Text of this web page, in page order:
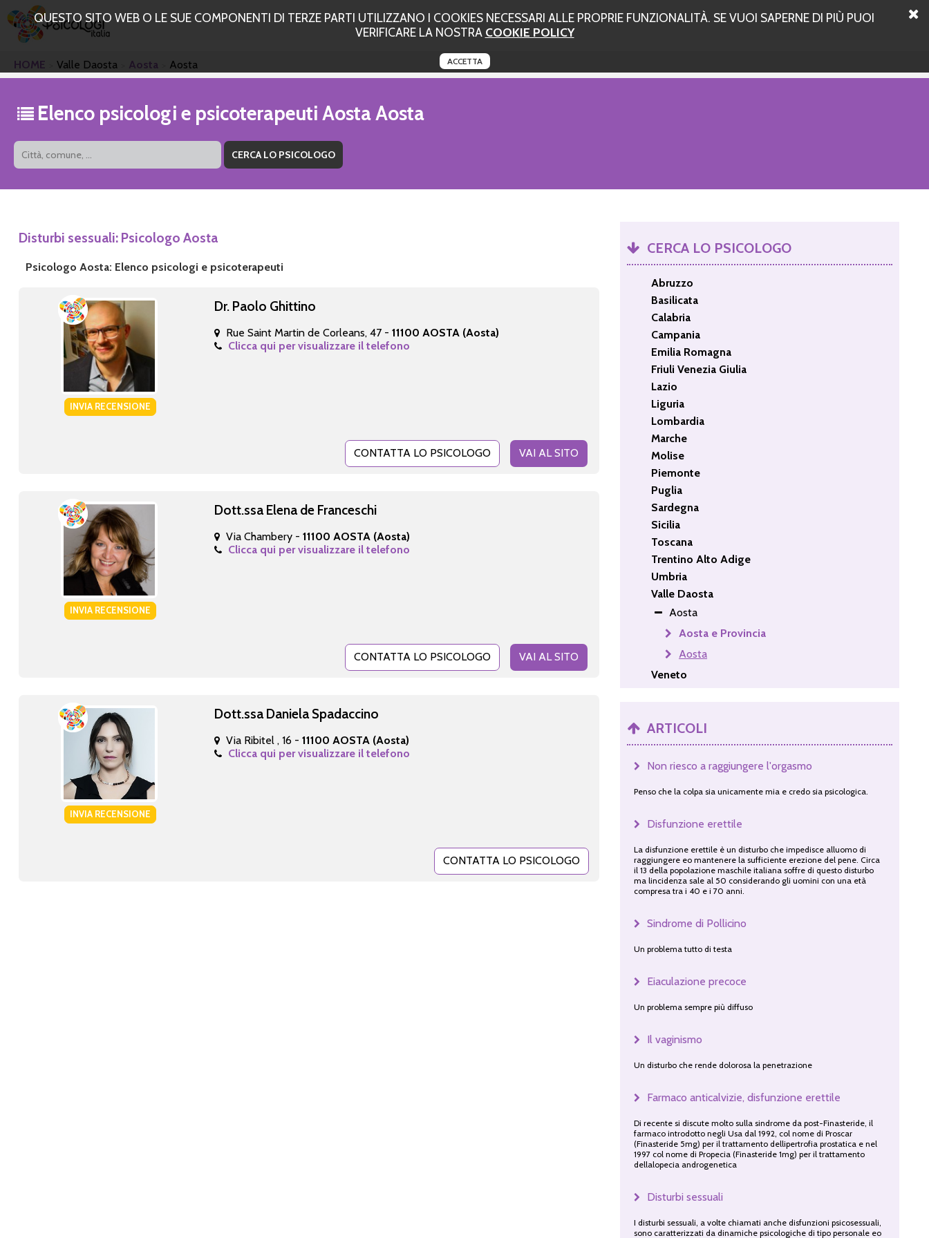
QUESTO SITO WEB O LE SUE COMPONENTI DI TERZE PARTI UTILIZZANO I COOKIES NECESSARI ALLE PROPRIE FUNZIONALITÀ. SE VUOI SAPERNE DI PIÙ PUOI
VERIFICARE LA NOSTRA COOKIE POLICY
ACCETTA
HOME Valle Daosta Aosta Aosta
Elenco psicologi e psicoterapeuti Aosta Aosta
Disturbi sessuali: Psicologo Aosta
Psicologo Aosta: Elenco psicologi e psicoterapeuti
INVIA RECENSIONE
Dr. Paolo Ghittino
Rue Saint Martin de Corleans, 47 -11100 AOSTA (Aosta)
Clicca qui per visualizzare il telefono
CONTATTA LO PSICOLOGO VAI AL SITO
INVIA RECENSIONE
Dott.ssa Elena de Franceschi
Via Chambery -11100 AOSTA (Aosta)
Clicca qui per visualizzare il telefono
CONTATTA LO PSICOLOGO VAI AL SITO
INVIA RECENSIONE
Dott.ssa Daniela Spadaccino
Via Ribitel , 16 -11100 AOSTA (Aosta)
Clicca qui per visualizzare il telefono
CONTATTA LO PSICOLOGO
CERCA LO PSICOLOGO
Abruzzo
Basilicata
Calabria
Campania
Emilia Romagna
Friuli Venezia Giulia
Lazio
Liguria
Lombardia
Marche
Molise
Piemonte
Puglia
Sardegna
Sicilia
Toscana
Trentino Alto Adige
Umbria
Valle Daosta
Aosta
Aosta e Provincia
Aosta
Veneto
ARTICOLI
Non riesco a raggiungere l'orgasmo
Penso che la colpa sia unicamente mia e credo sia psicologica.
Disfunzione erettile
La disfunzione erettile è un disturbo che impedisce alluomo di
raggiungere eo mantenere la sufficiente erezione del pene. Circa
il 13 della popolazione maschile italiana soffre di questo disturbo
ma lincidenza sale al 50 considerando gli uomini con una età
compresa tra i 40 e i 70 anni.
Sindrome di Pollicino
Un problema tutto di testa
Eiaculazione precoce
Un problema sempre più diffuso
Il vaginismo
Un disturbo che rende dolorosa la penetrazione
Farmaco anticalvizie, disfunzione erettile
Di recente si discute molto sulla sindrome da post-Finasteride, il
farmaco introdotto negli Usa dal 1992, col nome di Proscar
(Finasteride 5mg) per il trattamento dellipertrofia prostatica e nel
1997 col nome di Propecia (Finasteride 1mg) per il trattamento
dellalopecia androgenetica
Disturbi sessuali
I disturbi sessuali, a volte chiamati anche disfunzioni psicosessuali,
sono caratterizzati da dinamiche psicologiche di tipo personale eo